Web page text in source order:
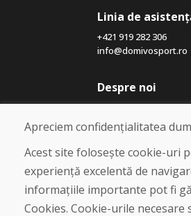
Linia de
+421 919 282 306
info@domivosport.ro
Despre noi
Blog
Despre noi
Magazin
Contact
Cumpărare
Magazin online
Apreciem confidențialitatea
Acest site folosește cookie-uri
experiență excelentă de
informațiile importante pot fi
Cookies. Cookie-urile necesare